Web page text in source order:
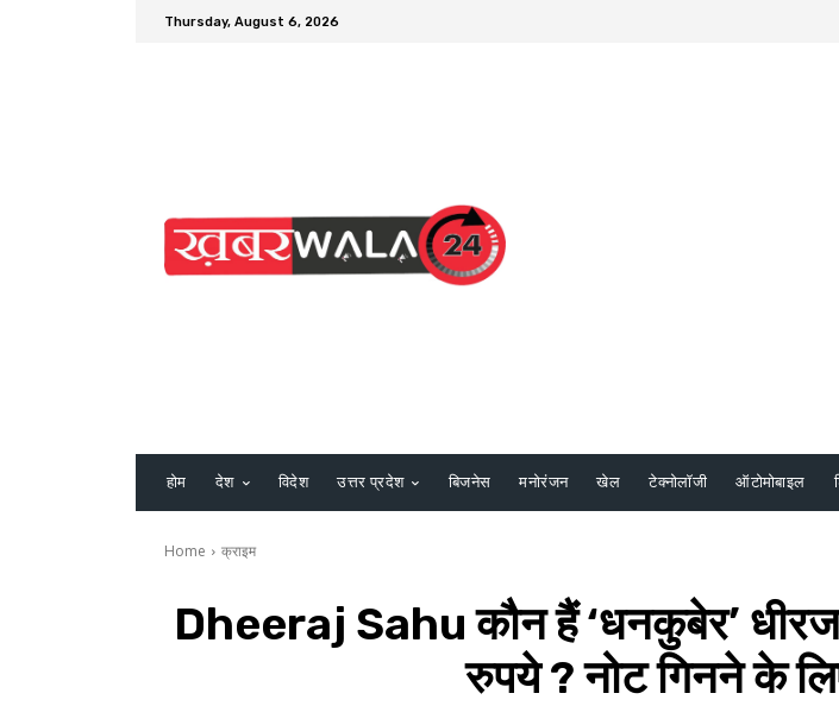
Thursday, August 6, 2026
होम देश विदेश उत्तर प्रदेश बिजनेस मनोरंजन खेल टेक्नोलॉजी ऑटोमोबाइल
Home क्राइम
Dheeraj Sahu कौन हैं ‘धनकुबेर’
रुपये ? नोट गिनने के